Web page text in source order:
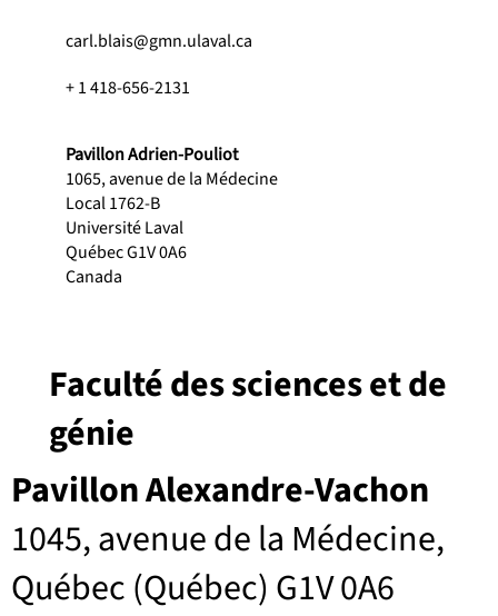
carl.blais@gmn.ulaval.ca
+ 1 418-656-2131
Pavillon Adrien-Pouliot
1065, avenue de la Médecine
Local 1762-B
Université Laval
Québec G1V 0A6
Canada
Pavillon Alexandre-Vachon
1045, avenue de la Médecine,
Québec (Québec) G1V 0A6
Faculté des sciences et de
génie